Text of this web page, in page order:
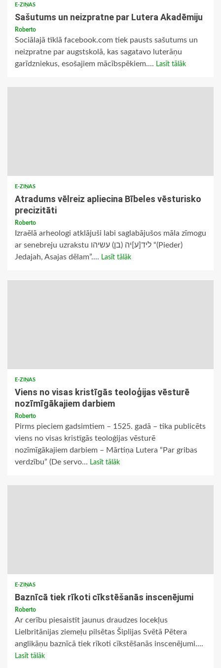
E-ZIŅAS
Sašutums un neizpratne par Lutera Akadēmiju
Roberto
Sociālajā tīklā facebook.com tiek pausts sašutums un
neizpratne par augstskolā, kas sagatavo luterāņu
garīdzniekus, esošajiem mācībspēkiem.... Lasīt tālāk
E-ZIŅAS
Atradums vēlreiz apliecina Bībeles vēsturisko
precizitāti
Roberto
Izraēlā arheologi atklājuši labi saglabājušos māla zīmogu
ar senebreju uzrakstu ליד[ע]יה (בן) עשיהו “(Pieder)
Jedajah, Asajas dēlam”.... Lasīt tālāk
E-ZIŅAS
Viens no visas kristīgās teoloģijas vēsturē
nozīmīgākajiem darbiem
Roberto
Pirms pieciem gadsimtiem – 1525. gadā – tika publicēts
viens no visas kristīgās teoloģijas vēsturē
nozīmīgākajiem darbiem – Mārtiņa Lutera “Par gribas
verdzību” (De servo... Lasīt tālāk
E-ZIŅAS
Baznīcā tiek rīkoti cīkstēšanās inscenējumi
Roberto
Ar cerību piesaistīt jaunus draudzes locekļus
Lielbritānijas ziemeļu pilsētas Šiplijas Svētā Pētera
anglikāņu baznīcā tiek rīkoti cīkstēšanās inscenējumi....
Lasīt tālāk